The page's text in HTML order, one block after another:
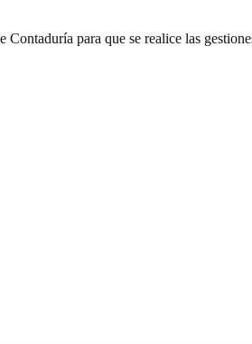
para que se realice las